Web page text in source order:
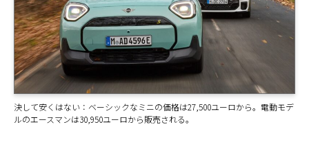
決して安くはない：ベーシックなミニの価格は27,500ユーロから。電動モデ
ルのエースマンは30,950ユーロから販売される。